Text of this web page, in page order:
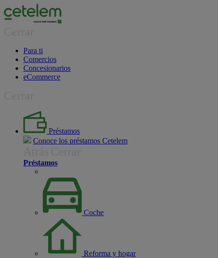
Para ti
Comercios
Concesionarios
eCommerce
Préstamos
Conoce los préstamos Cetelem
Préstamos
Coche
Reforma y hogar